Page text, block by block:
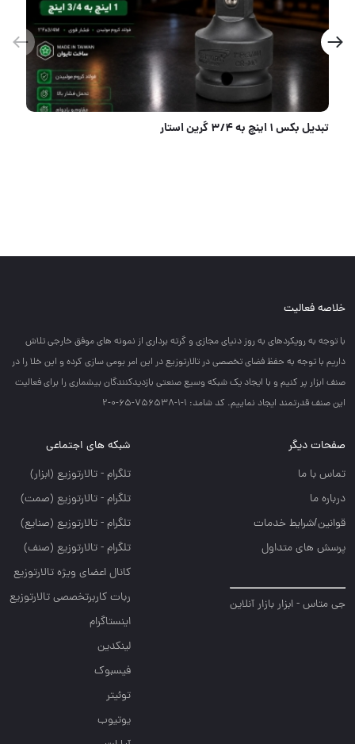
خلاصه فعالیت
با توجه به رويكردهاي به روز دنياي مجازي و گرته برداري از نمونه هاي موفق خارجي تلاش
داريم با توجه به حفظ فضاي تخصصي در تالارتوزيع در اين امر بومي سازي كرده و اين خلا را در
صنف ابزار پر كنيم و با ايجاد يك شبكه وسيع صنعتي بازديدكنندگان بيشماري را براي فعاليت
اين صنف قدرتمند ايجاد نماييم. کد شامد: 1-1-756538-65-0-2
صفحات دیگر
تماس با ما
درباره ما
قوانین/شرایط خدمات
پرسش های متداول
جی متاس - ابزار بازار آنلاین
شبکه های اجتماعی
تلگرام - تالارتوزيع (ابزار)
تلگرام - تالارتوزيع (صمت)
تلگرام - تالارتوزيع (صنايع)
تلگرام - تالارتوزیع (صنف)
کانال اعضای ویژه تالارتوزیع
ربات کاربرتخصصی تالارتوزیع
اینستاگرام
لینکدین
فیسبوک
توئیتر
یوتیوب